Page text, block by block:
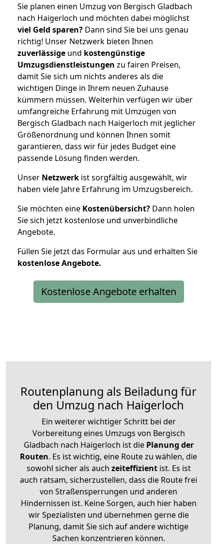
Sie planen einen Umzug von Bergisch Gladbach
nach Haigerloch und möchten dabei möglichst
viel Geld sparen? Dann sind Sie bei uns genau
richtig! Unser Netzwerk bieten Ihnen
zuverlässige und kostengünstige
Umzugsdienstleistungen zu fairen Preisen,
damit Sie sich um nichts anderes als die
wichtigen Dinge in Ihrem neuen Zuhause
kümmern müssen. Weiterhin verfügen wir über
umfangreiche Erfahrung mit Umzügen von
Bergisch Gladbach nach Haigerloch mit jeglicher
Größenordnung und können Ihnen somit
garantieren, dass wir für jedes Budget eine
passende Lösung finden werden.
Unser Netzwerk ist sorgfältig ausgewählt, wir
haben viele Jahre Erfahrung im Umzugsbereich.
Sie möchten eine Kostenübersicht? Dann holen
Sie sich jetzt kostenlose und unverbindliche
Angebote.
Füllen Sie jetzt das Formular aus und erhalten Sie
kostenloseAngebote.
Kostenlose Angebote erhalten
Routenplanung als Beiladung für
den Umzug nach Haigerloch
Ein weiterer wichtiger Schritt bei der
Vorbereitung eines Umzugs von Bergisch
Gladbach nach Haigerloch ist diePlanung der
Routen. Es ist wichtig, eine Route zu wählen, die
sowohl sicher als auch zeiteffizientist. Es ist
auch ratsam, sicherzustellen, dass die Route frei
von Straßensperrungen und anderen
Hindernissen ist. Keine Sorgen, auch hier haben
wir Spezialisten und übernehmen gerne die
Planung, damit Sie sich auf andere wichtige
Sachen konzentrieren können.